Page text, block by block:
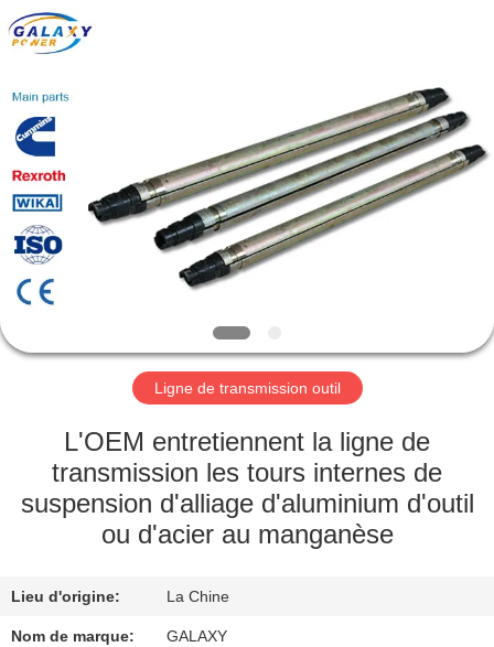
ACCUEIL
PRODUITS
À
PROPOS
DE
NOUS
VISITE
L'USINE
QUALITÉ
Galaxy
power
industry
limited.
Reserved.
Ligne de transmission outil
L'OEM entretiennent la ligne de
transmission les tours internes de
suspension d'alliage d'aluminium d'outil
ou d'acier au manganèse
Lieu d'origine: La Chine
Nom de marque: GALAXY